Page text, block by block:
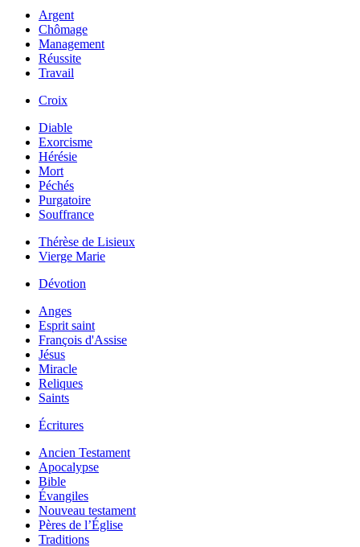
Argent
Chômage
Management
Réussite
Travail
Croix
Diable
Exorcisme
Hérésie
Mort
Péchés
Purgatoire
Souffrance
Thérèse de Lisieux
Vierge Marie
Dévotion
Anges
Esprit saint
François d'Assise
Jésus
Miracle
Reliques
Saints
Écritures
Ancien Testament
Apocalypse
Bible
Évangiles
Nouveau testament
Pères de l’Église
Traditions